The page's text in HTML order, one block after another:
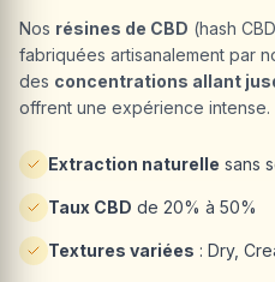
Nos résines de CBD (hash
fabriquées artisanalement par
des concentrations allant
offrent une expérience intense.
Extraction naturelle sans
Taux CBD de 20% à 50%
Textures variées : Dry,